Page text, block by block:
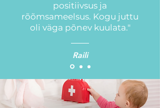
positiivsus ja
rõõmsameelsus. Kogu juttu
oli väga põnev kuulata."
Raili